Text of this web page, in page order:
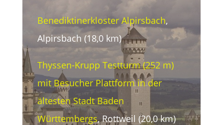
Benediktinerkloster Alpirsbach,
Alpirsbach (18,0 km)
Thyssen-Krupp Testturm (252 m)
mit Besucher Plattform in der
ältesten Stadt Baden
Württembergs, Rottweil (20,0 km)